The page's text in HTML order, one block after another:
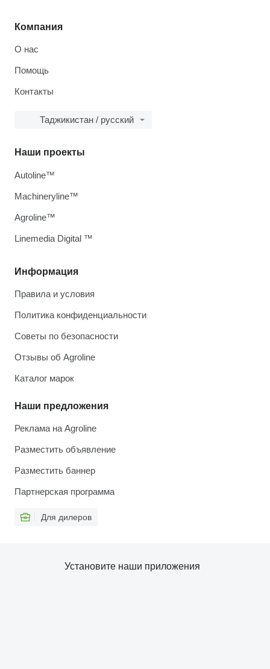
Компания
О нас
Помощь
Контакты
Таджикистан / русский
Информация
Правила и условия
Политика конфиденциальности
Советы по безопасности
Отзывы об Agroline
Каталог марок
Наши предложения
Реклама на Agroline
Разместить объявление
Разместить баннер
Партнерская программа
Для дилеров
Наши проекты
Autoline™
Machineryline™
Agroline™
Linemedia Digital ™
Установите наши приложения